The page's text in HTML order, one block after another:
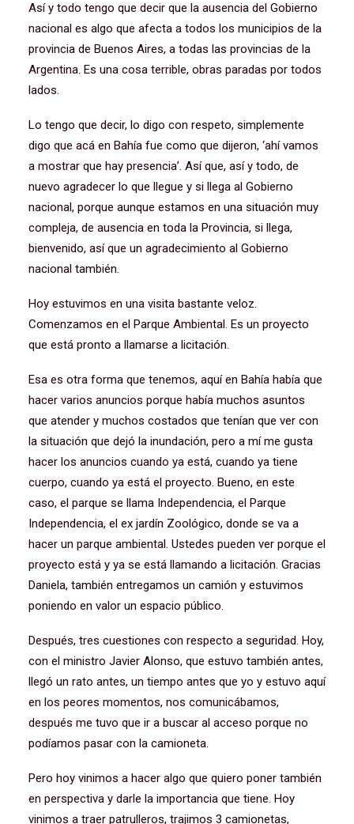
Así y todo tengo que decir que la ausencia del Gobierno
nacional es algo que afecta a todos los municipios de la
provincia de Buenos Aires, a todas las provincias de la
Argentina. Es una cosa terrible, obras paradas por todos
lados.
Lo tengo que decir, lo digo con respeto, simplemente
digo que acá en Bahía fue como que dijeron, ‘ahí vamos
a mostrar que hay presencia’. Así que, así y todo, de
nuevo agradecer lo que llegue y si llega al Gobierno
nacional, porque aunque estamos en una situación muy
compleja, de ausencia en toda la Provincia, si llega,
bienvenido, así que un agradecimiento al Gobierno
nacional también.
Hoy estuvimos en una visita bastante veloz.
Comenzamos en el Parque Ambiental. Es un proyecto
que está pronto a llamarse a licitación.
Esa es otra forma que tenemos, aquí en Bahía había que
hacer varios anuncios porque había muchos asuntos
que atender y muchos costados que tenían que ver con
la situación que dejó la inundación, pero a mí me gusta
hacer los anuncios cuando ya está, cuando ya tiene
cuerpo, cuando ya está el proyecto. Bueno, en este
caso, el parque se llama Independencia, el Parque
Independencia, el ex jardín Zoológico, donde se va a
hacer un parque ambiental. Ustedes pueden ver porque el
proyecto está y ya se está llamando a licitación. Gracias
Daniela, también entregamos un camión y estuvimos
poniendo en valor un espacio público.
Después, tres cuestiones con respecto a seguridad. Hoy,
con el ministro Javier Alonso, que estuvo también antes,
llegó un rato antes, un tiempo antes que yo y estuvo aquí
en los peores momentos, nos comunicábamos,
después me tuvo que ir a buscar al acceso porque no
podíamos pasar con la camioneta.
Pero hoy vinimos a hacer algo que quiero poner también
en perspectiva y darle la importancia que tiene. Hoy
vinimos a traer patrulleros, trajimos 3 camionetas,